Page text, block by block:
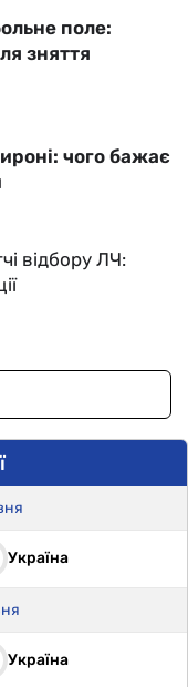
поле:
зняття
чого бажає
відбору ЛЧ:
Україна
Україна